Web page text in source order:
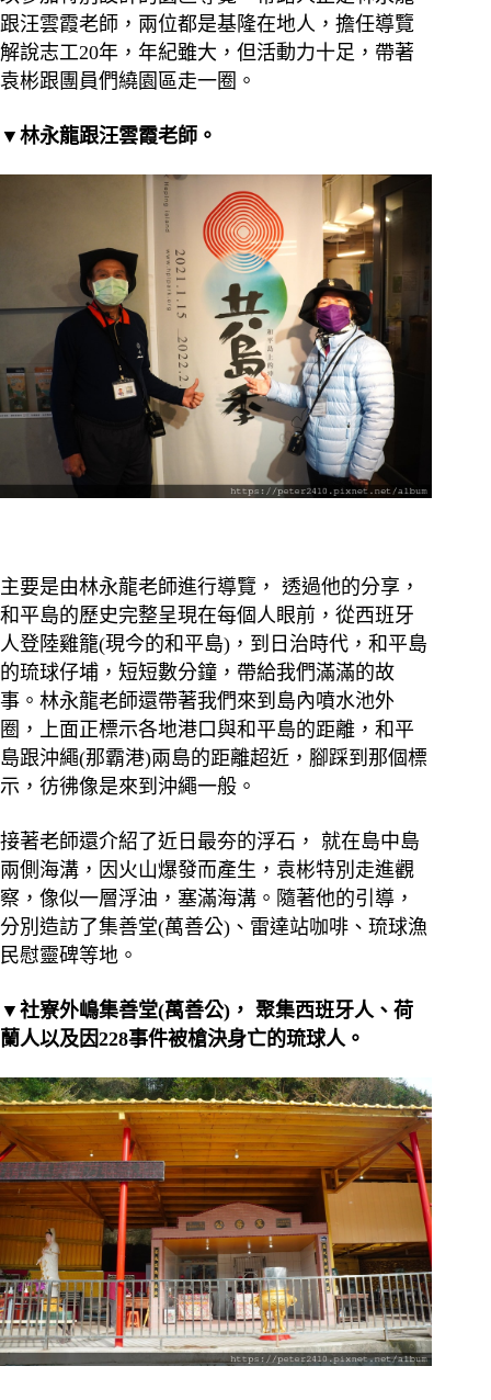
跟汪雲霞老師，兩位都是基隆在地人，擔任導覽
解說志工20年，年紀雖大，但活動力十足，帶著
袁彬跟團員們繞園區走一圈。
▼林永龍跟汪雲霞老師。
主要是由林永龍老師進行導覽， 透過他的分享，
和平島的歷史完整呈現在每個人眼前，從西班牙
人登陸雞籠(現今的和平島)，到日治時代，和平島
的琉球仔埔，短短數分鐘，帶給我們滿滿的故
事。 林永龍老師還帶著我們來到島內噴水池外
圈，上面正標示各地港口與和平島的距離，和平
島跟沖繩(那霸港)兩島的距離超近，腳踩到那個標
示，彷彿像是來到沖繩一般。
接著老師還介紹了近日最夯的浮石， 就在島中島
兩側海溝，因火山爆發而產生，袁彬特別走進觀
察，像似一層浮油，塞滿海溝。隨著他的引導，
分別造訪了集善堂(萬善公)、雷達站咖啡、琉球漁
民慰靈碑等地。
▼社寮外嶋集善堂(萬善公)， 聚集西班牙人、荷
蘭人以及因228事件被槍決身亡的琉球人。